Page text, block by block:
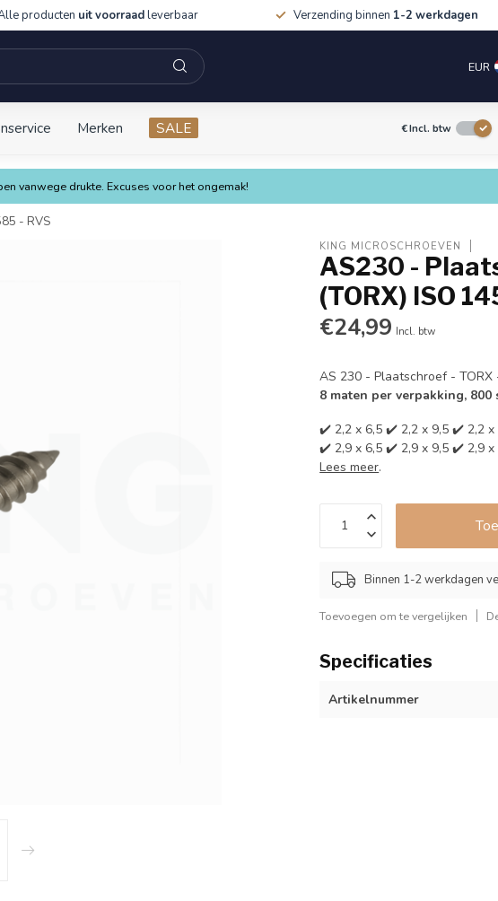
producten uit voorraadleverbaar Verzending binnen 1-2 werkdagen
EUR
Merken SALE €Incl. btw
vanwege drukte. Excuses voor het ongemak!
- RVS
KING MICROSCHROEVEN
AS230 -
(TORX) ISO
€24,99 Incl. btw
AS 230 - Plaatschroef - TORX
8 maten per verpakking, 800
✔️ 2,2 x 6,5 ✔️ 2,2 x 9,5 ✔️ 2,2
✔️ 2,9 x 6,5 ✔️ 2,9 x 9,5 ✔️ 2,9
Lees meer.
Binnen 1-2 werkdagen
Toevoegen om te vergelijken
Specificaties
Artikelnummer